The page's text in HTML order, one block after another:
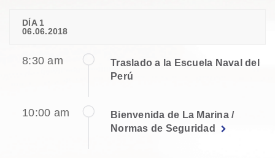
DÍA 1
06.06.2018
8:30 am
Traslado a la Escuela Naval del
Perú
10:00 am
Bienvenida de La Marina /
Normas de Seguridad